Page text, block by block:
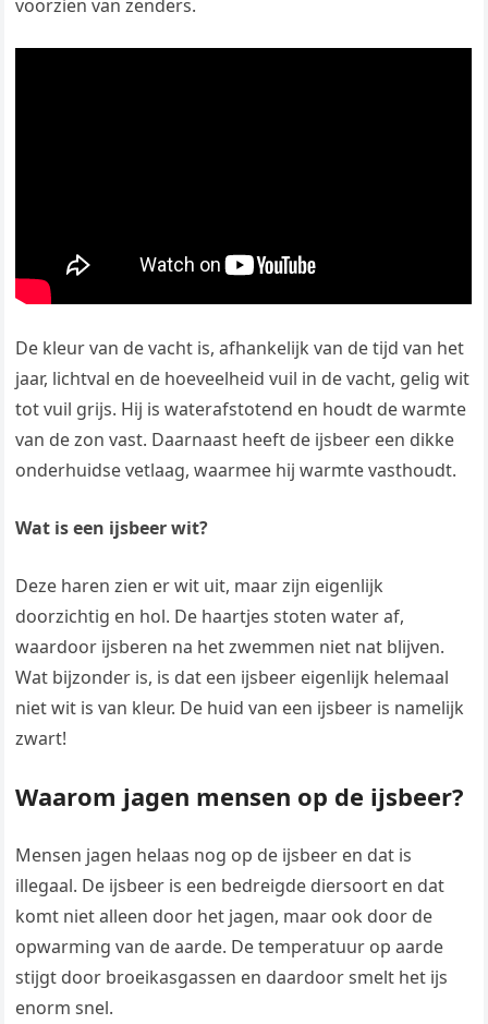
voorzien van zenders.
De kleur van de vacht is, afhankelijk van de tijd van het
jaar, lichtval en de hoeveelheid vuil in de vacht, gelig wit
tot vuil grijs. Hij is waterafstotend en houdt de warmte
van de zon vast. Daarnaast heeft de ijsbeer een dikke
onderhuidse vetlaag, waarmee hij warmte vasthoudt.
Wat is een ijsbeer wit?
Deze haren zien er wit uit, maar zijn eigenlijk
doorzichtig en hol. De haartjes stoten water af,
waardoor ijsberen na het zwemmen niet nat blijven.
Wat bijzonder is, is dat een ijsbeer eigenlijk helemaal
niet wit is van kleur. De huid van een ijsbeer is namelijk
zwart!
Waarom jagen mensen op de ijsbeer?
Mensen jagen helaas nog op de ijsbeer en dat is
illegaal. De ijsbeer is een bedreigde diersoort en dat
komt niet alleen door het jagen, maar ook door de
opwarming van de aarde. De temperatuur op aarde
stijgt door broeikasgassen en daardoor smelt het ijs
enorm snel.